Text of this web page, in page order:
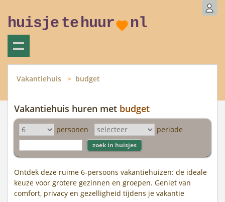
huisje tehuur nl
Vakantiehuis budget
Vakantiehuis huren met budget
personen periode
Ontdek deze ruime 6-persoons vakantiehuizen: de ideale
keuze voor grotere gezinnen en groepen. Geniet van
comfort, privacy en gezelligheid tijdens je vakantie